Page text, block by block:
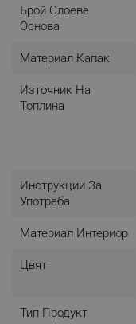
Брой Слоеве
Основа
Материал Капак
Източник На
Топлина
Инструкции За
Употреба
Материал Интериор
Цвят
Тип Продукт